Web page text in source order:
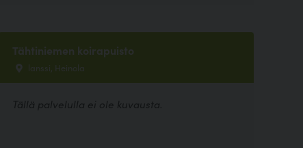
Tähtiniemen koirapuisto
lanssi, Heinola
Tällä palvelulla ei ole kuvausta.